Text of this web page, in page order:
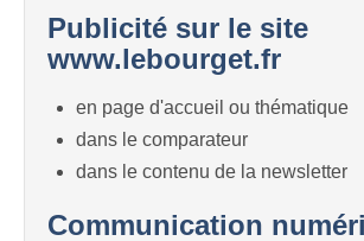
Publicité sur le site
www.lebourget.fr
en page d'accueil ou thématique
dans le comparateur
dans le contenu de la newsletter
Communication